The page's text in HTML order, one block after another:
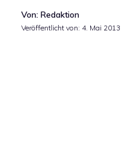
Von: Redaktion
Veröffentlicht von: 4. Mai 2013